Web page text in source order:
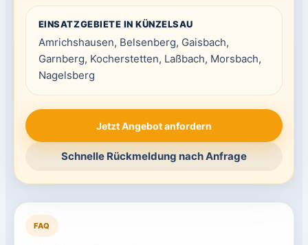
EINSATZGEBIETE IN KÜNZELSAU
Amrichshausen, Belsenberg, Gaisbach,
Garnberg, Kocherstetten, Laßbach, Morsbach,
Nagelsberg
Jetzt Angebot anfordern
Schnelle Rückmeldung nach Anfrage
FAQ